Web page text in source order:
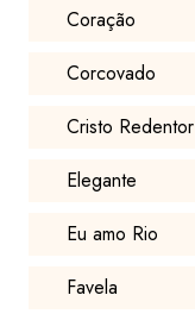
Coração
Corcovado
Cristo Redentor
Elegante
Eu amo Rio
Favela